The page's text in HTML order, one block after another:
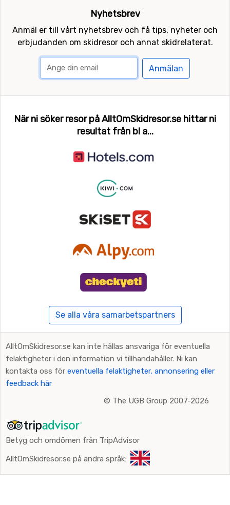
Nyhetsbrev
Anmäl er till vårt nyhetsbrev och få tips, nyheter och
erbjudanden om skidresor och annat skidrelaterat.
Anmälan
När ni söker resor på AlltOmSkidresor.se hittar ni
resultat från bl a...
Se alla våra samarbetspartners
AlltOmSkidresor.se kan inte hållas ansvariga för eventuella
felaktigheter i den information vi tillhandahåller. Ni kan
kontakta oss för eventuella felaktigheter, annonsering eller
feedback här
© The UGB Group 2007-2026
Betyg och omdömen från TripAdvisor
AlltOmSkidresor.se på andra språk: